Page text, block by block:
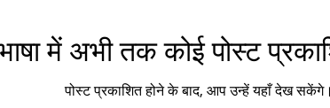
में अभी तक कोई पोस्ट
पोस्ट प्रकाशित होने के बाद, आप उन्हें यहाँ देख सकेंगे।